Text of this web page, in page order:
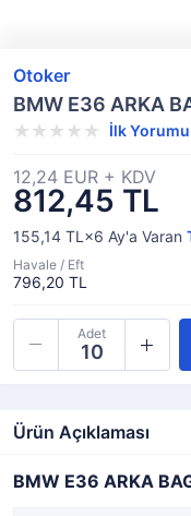
Otoker
BMW E36 ARKA
İlk Yorumu
812,45 TL
12,24 EUR + KDV
155,14 TL×6 Ay'a Varan
Havale / Eft
796,20 TL
Adet
Ürün Açıklaması
BMW E36 ARKA